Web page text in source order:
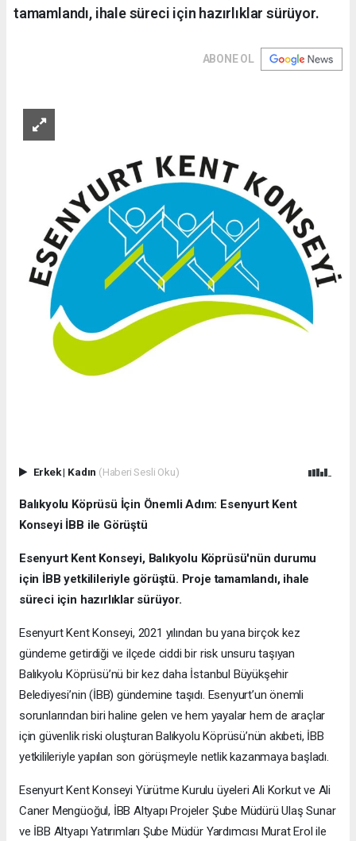
tamamlandı, ihale süreci için hazırlıklar sürüyor.
ABONE OL
Erkek| Kadın (Haberi Sesli Oku)
Balıkyolu Köprüsü İçin Önemli Adım: Esenyurt Kent
Konseyi İBB ile Görüştü
Esenyurt Kent Konseyi, Balıkyolu Köprüsü'nün durumu
için İBB yetkilileriyle görüştü. Proje tamamlandı, ihale
süreci için hazırlıklar sürüyor.
Esenyurt Kent Konseyi, 2021 yılından bu yana birçok kez
gündeme getirdiği ve ilçede ciddi bir risk unsuru taşıyan
Balıkyolu Köprüsü’nü bir kez daha İstanbul Büyükşehir
Belediyesi’nin (İBB) gündemine taşıdı. Esenyurt’un önemli
sorunlarından biri haline gelen ve hem yayalar hem de araçlar
için güvenlik riski oluşturan Balıkyolu Köprüsü’nün akıbeti, İBB
yetkilileriyle yapılan son görüşmeyle netlik kazanmaya başladı.
Esenyurt Kent Konseyi Yürütme Kurulu üyeleri Ali Korkut ve Ali
Caner Mengüoğul, İBB Altyapı Projeler Şube Müdürü Ulaş Sunar
ve İBB Altyapı Yatırımları Şube Müdür Yardımcısı Murat Erol ile